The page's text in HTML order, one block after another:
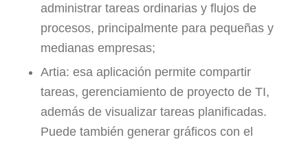
administrar tareas ordinarias y flujos de
procesos, principalmente para pequeñas y
medianas empresas;
Artia: esa aplicación permite compartir
tareas, gerenciamiento de proyecto de TI,
además de visualizar tareas planificadas.
Puede también generar gráficos con el